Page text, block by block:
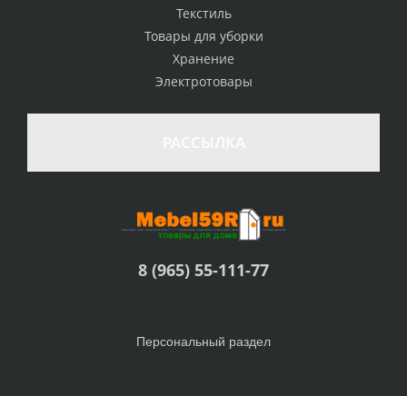
Текстиль
Товары для уборки
Хранение
Электротовары
8 (965) 55-111-77
Персональный раздел